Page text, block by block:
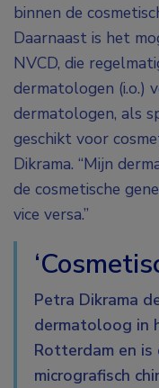
binnen de
Daarnaast is het
NVCD, die
dermatologen (i.o.)
dermatologen, als
geschikt voor
Dikrama. “Mijn
de cosmetische
vice versa.”
Petra Dikrama
dermatoloog in
Rotterdam en
micrografisch